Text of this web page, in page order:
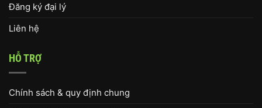
Đăng ký đại lý
Liên hệ
HỖ TRỢ
Chính sách & quy định chung